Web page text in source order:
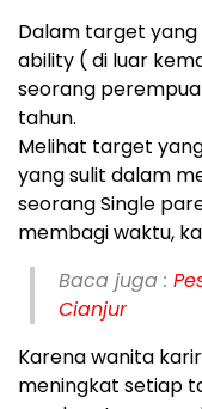
Dalam target
ability ( di luar
seorang
tahun.
Melihat target
yang sulit dalam
seorang Single
membagi waktu,
Baca juga :
Cianjur
Karena wanita
meningkat setiap